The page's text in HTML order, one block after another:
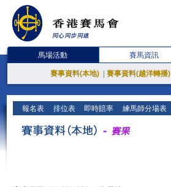
馬場活動 賽馬資訊
賽事資料(本地) 賽事資料(越洋轉播)
報名表 排位表 即時賠率 練馬師分場表